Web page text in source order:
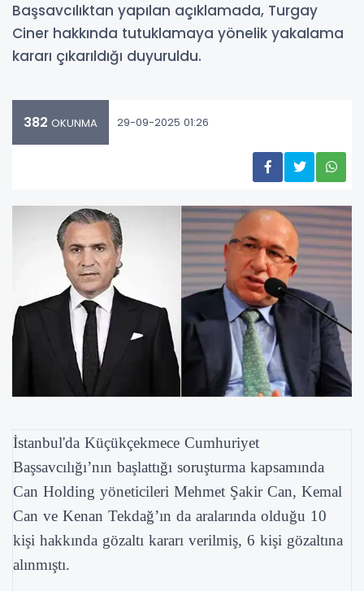
Başsavcılıktan yapılan açıklamada, Turgay
Ciner hakkında tutuklamaya yönelik yakalama
kararı çıkarıldığı duyuruldu.
382 OKUNMA 29-09-2025 01:26
İstanbul'da Küçükçekmece Cumhuriyet
Başsavcılığı’nın başlattığı soruşturma kapsamında
Can Holding yöneticileri Mehmet Şakir Can, Kemal
Can ve Kenan Tekdağ’ın da aralarında olduğu 10
kişi hakkında gözaltı kararı verilmiş, 6 kişi gözaltına
alınmıştı.